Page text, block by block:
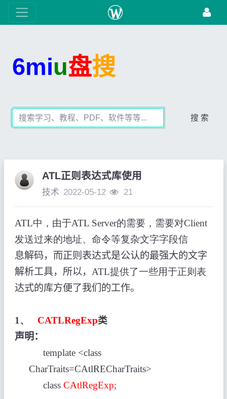
6miu盘搜
搜 索
ATL正则表达式库使用
技术 2022-05-12 21
ATL中，由于ATL Server的需要，需要对Client
发送过来的地址、命令等复杂文字字段信
息解码，而正则表达式是公认的最强大的文字
解析工具，所以， ATL提供了一些用于正则表
达式的库方便了我们的工作。
1、 CATLRegExp类
声明：
template <class
CharTraits=CAtlRECharTraits>
class CAtlRegExp;